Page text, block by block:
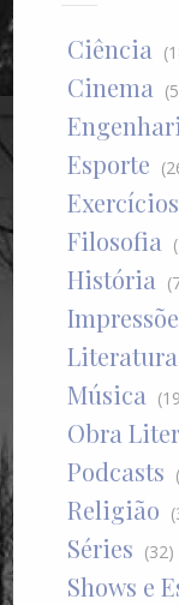
Ciência
Cinema
Esporte
Filosofia
História
Literatura
Música
Obra
Podcasts
Religião
Séries (32)
Shows e